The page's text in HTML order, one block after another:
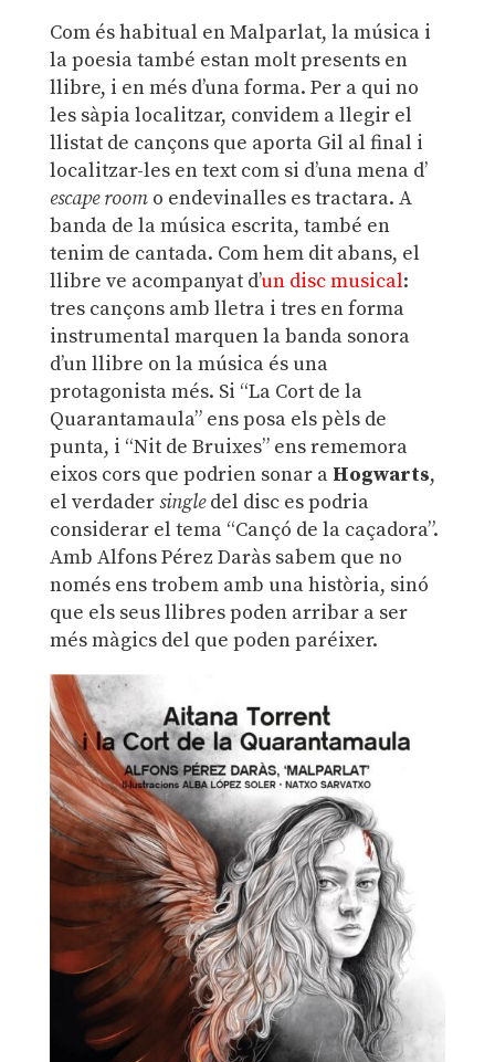
Com és habitual en Malparlat, la música i
la poesia també estan molt presents en
llibre, i en més d’una forma. Per a qui no
les sàpia localitzar, convidem a llegir el
llistat de cançons que aporta Gil al final i
localitzar-les en text com si d’una mena d’
escape roomo endevinalles es tractara. A
banda de la música escrita, també en
tenim de cantada. Com hem dit abans, el
llibre ve acompanyat d’un disc musical:
tres cançons amb lletra i tres en forma
instrumental marquen la banda sonora
d’un llibre on la música és una
protagonista més. Si “La Cort de la
Quarantamaula” ens posa els pèls de
punta, i “Nit de Bruixes” ens rememora
eixos cors que podrien sonar a Hogwarts,
el verdadersingledel disc es podria
considerar el tema “Cançó de la caçadora”.
Amb Alfons Pérez Daràs sabem que no
només ens trobem amb una història, sinó
que els seus llibres poden arribar a ser
més màgics del que poden paréixer.